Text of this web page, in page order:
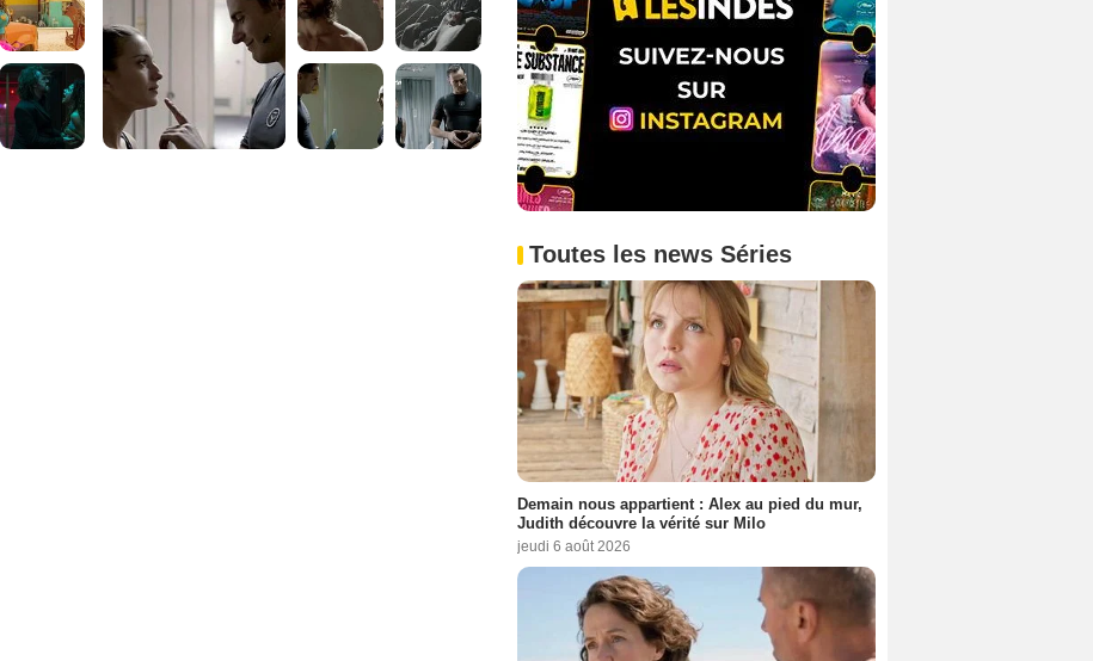
Toutes les news Séries
Demain nous appartient : Alex au pied du mur,
Judith découvre la vérité sur Milo
jeudi 6 août 2026